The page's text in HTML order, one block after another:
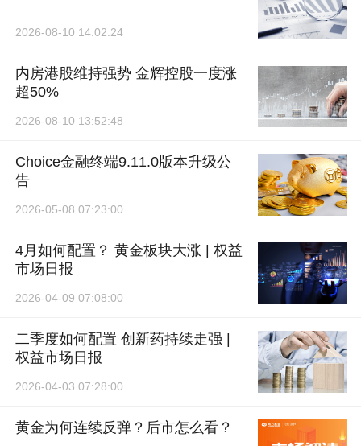
2026-08-10 14:02:24
内房港股维持强势 金辉控股一度涨
超50%
2026-08-10 13:52:48
Choice金融终端9.11.0版本升级公
告
2026-05-08 07:23:00
4月如何配置？ 黄金板块大涨 | 权益
市场日报
2026-04-09 07:08:00
二季度如何配置 创新药持续走强 |
权益市场日报
2026-04-03 07:28:00
黄金为何连续反弹？后市怎么看？